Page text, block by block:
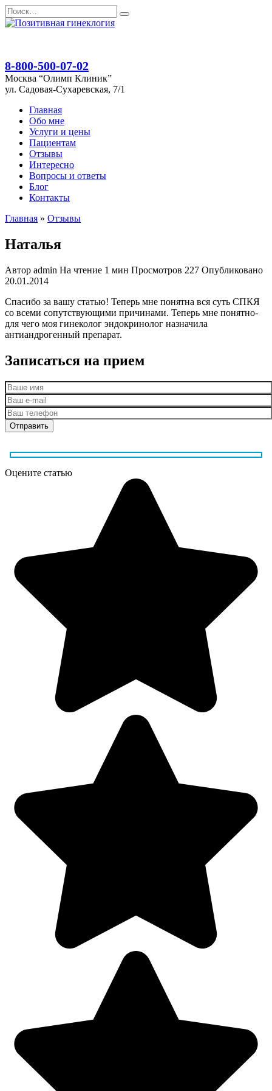
Перейти
к
Search
for:
8-800-500-07-02
Москва “Олимп Клиник”
ул. Садовая-Сухаревская, 7/1
Главная
Обо мне
Услуги и цены
Пациентам
Отзывы
Интересно
Вопросы и ответы
Блог
Контакты
Главная » Отзывы
Наталья
Автор admin На чтение 1 мин Просмотров 227 Опубликовано
20.01.2014
Спасибо за вашу статью! Теперь мне понятна вся суть СПКЯ
со всеми сопутствующими причинами. Теперь мне понятно-
для чего моя гинеколог эндокринолог назначила
антиандрогенный препарат.
Записаться на прием
Оцените статью